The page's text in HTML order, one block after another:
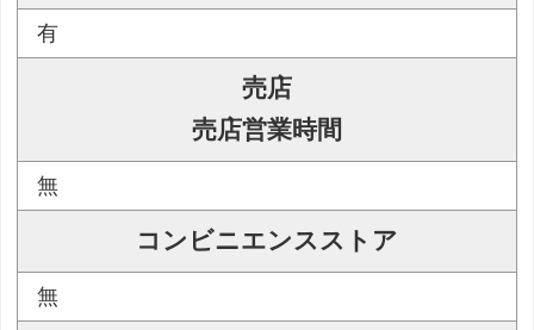
有
売店
売店営業時間
無
コンビニエンスストア
無